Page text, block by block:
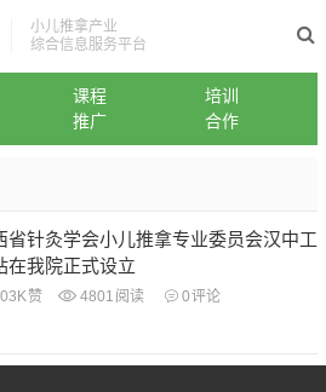
小儿推拿产业
综合信息服务平台
课程
培训
推广 合作
省针灸学会小儿推拿专业委员会汉中工
在我院正式设立
赞 4801 阅读 0评论